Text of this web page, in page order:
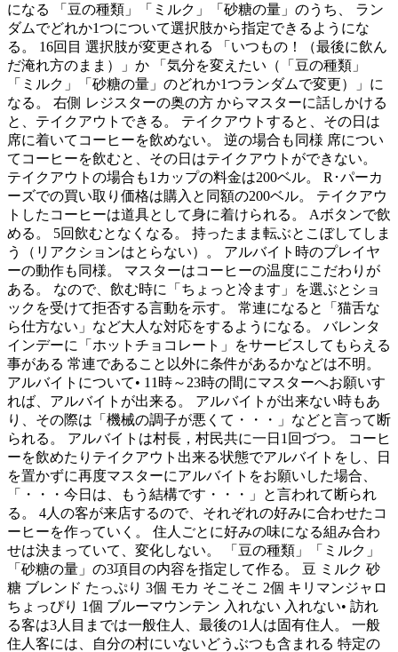
になる 「豆の種類」「ミルク」「砂糖の量」のうち、 ラン
ダムでどれか1つについて選択肢から指定できるようにな
る。 16回目 選択肢が変更される 「いつもの！（最後に飲ん
だ淹れ方のまま）」か 「気分を変えたい（「豆の種類」
「ミルク」「砂糖の量」のどれか1つランダムで変更）」に
なる。 右側 レジスターの奥の方 からマスターに話しかける
と、テイクアウトできる。 テイクアウトすると、その日は
席に着いてコーヒーを飲めない。 逆の場合も同様 席につい
てコーヒーを飲むと、その日はテイクアウトができない。
テイクアウトの場合も1カップの料金は200ベル。 R･パーカ
ーズでの買い取り価格は購入と同額の200ベル。 テイクアウ
トしたコーヒーは道具として身に着けられる。 Aボタンで飲
める。 5回飲むとなくなる。 持ったまま転ぶとこぼしてしま
う（リアクションはとらない）。 アルバイト時のプレイヤ
ーの動作も同様。 マスターはコーヒーの温度にこだわりが
ある。 なので、飲む時に「ちょっと冷ます」を選ぶとショ
ックを受けて拒否する言動を示す。 常連になると「猫舌な
ら仕方ない」など大人な対応をするようになる。 バレンタ
インデーに「ホットチョコレート」をサービスしてもらえる
事がある 常連であること以外に条件があるかなどは不明。
アルバイトについて• 11時～23時の間にマスターへお願いす
れば、アルバイトが出来る。 アルバイトが出来ない時もあ
り、その際は「機械の調子が悪くて・・・」などと言って断
られる。 アルバイトは村長，村民共に一日1回づつ。 コーヒ
ーを飲めたりテイクアウト出来る状態でアルバイトをし、日
を置かずに再度マスターにアルバイトをお願いした場合、
「・・・今日は、もう結構です・・・」と言われて断られ
る。 4人の客が来店するので、それぞれの好みに合わせたコ
ーヒーを作っていく。 住人ごとに好みの味になる組み合わ
せは決まっていて、変化しない。 「豆の種類」「ミルク」
「砂糖の量」の3項目の内容を指定して作る。 豆 ミルク 砂
糖 ブレンド たっぷり 3個 モカ そこそこ 2個 キリマンジャロ
ちょっぴり 1個 ブルーマウンテン 入れない 入れない• 訪れ
る客は3人目までは一般住人、最後の1人は固有住人。 一般
住人客には、自分の村にいないどうぶつも含まれる 特定の